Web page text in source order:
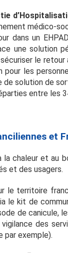
médico-
dans un
une solution
le retour
les
de solution de
entre les
et
chaleur et au
et des usagers.
le territoire
le kit de
de canicule,
des
par exemple).